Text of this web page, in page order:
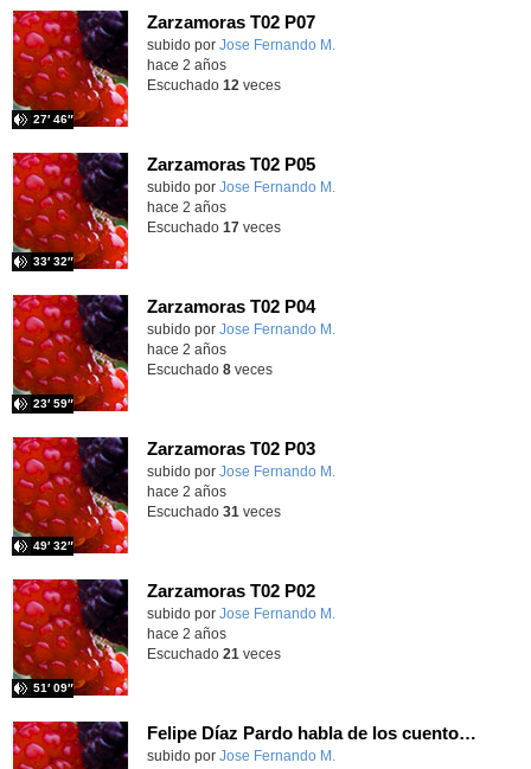
Zarzamoras T02 P07
Contenido educativo.
subido por Jose Fernando M.
27′ 46″
hace 2 años
Escuchado 12 veces
Zarzamoras T02 P05
Contenido educativo.
subido por Jose Fernando M.
33′ 32″
hace 2 años
Escuchado 17veces
Zarzamoras T02 P04
Contenido educativo.
subido por Jose Fernando M.
23′ 59″
hace 2 años
Escuchado 8veces
Zarzamoras T02 P03
Contenido educativo.
subido por Jose Fernando M.
49′ 32″
hace 2 años
Escuchado 31 veces
Zarzamoras T02 P02
Contenido educativo.
subido por Jose Fernando M.
51′ 09″
hace 2 años
Escuchado 21 veces
Felipe Díaz Pardo habla de los cuentos de Eloy Tizón T02 P01
Contenido educativo.
subido por Jose Fernando M.